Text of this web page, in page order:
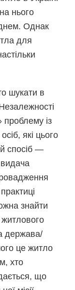
нього
Однак
для
шукати в
із
які цього
спосіб —
знайти
житлового
держава/
це житло
хто
що